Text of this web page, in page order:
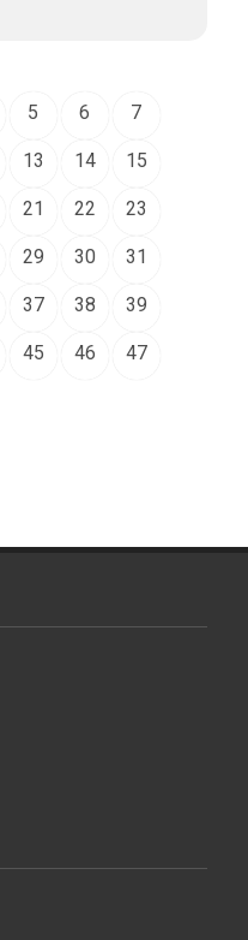
5 6 7
13 14 15
21 22 23
29 30 31
37 38 39
45 46 47